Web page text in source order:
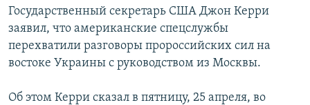
поиску
НАГОРНЫЙ КАРАБАХ
КУЛЬТУРА
СПОРТ
Государственный секретарь США Джон Керри
заявил, что американские спецслужбы
перехватили разговоры пророссийских сил на
востоке Украины с руководством из Москвы.
Об этом Керри сказал в пятницу, 25 апреля, во